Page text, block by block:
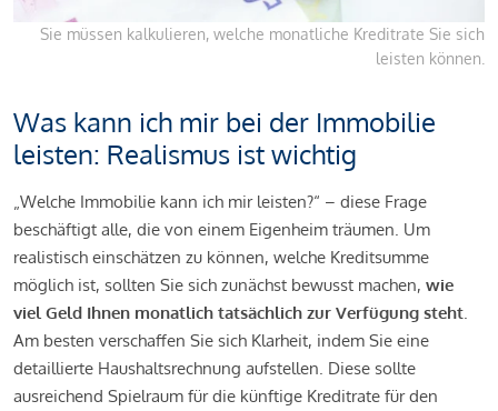
Sie müssen kalkulieren, welche monatliche Kreditrate Sie sich
leisten können.
Was kann ich mir bei der Immobilie
leisten: Realismus ist wichtig
„Welche Immobilie kann ich mir leisten?“ – diese Frage
beschäftigt alle, die von einem Eigenheim träumen. Um
realistisch einschätzen zu können, welche Kreditsumme
möglich ist, sollten Sie sich zunächst bewusst machen, wie
viel Geld Ihnen monatlich tatsächlich zur Verfügung steht.
Am besten verschaffen Sie sich Klarheit, indem Sie eine
detaillierte Haushaltsrechnung aufstellen. Diese sollte
ausreichend Spielraum für die künftige Kreditrate für den